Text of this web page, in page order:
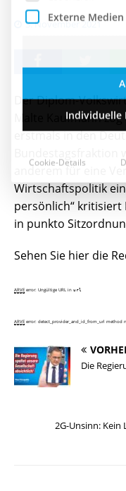
3. November 2021
Der Diplom-
Malte Kaufmann
erstmals in den
anderem für eine
Wirtschaftspolitik
persönlich“ kritisiert
in punkto
Sehen Sie hier die
ARVE error: Ungültige URL in url
ARVE error: detect_provider_and_id_from_url method
Die
2G-Unsinn: